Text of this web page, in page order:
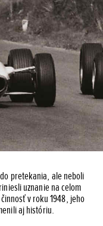
pretekania, ale neboli
uznanie na celom
v roku 1948, jeho
aj históriu.